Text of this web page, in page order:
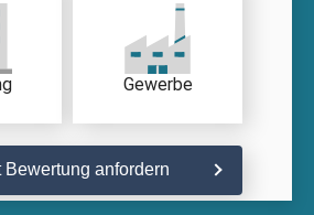
Gewerbe
Bewertung anfordern